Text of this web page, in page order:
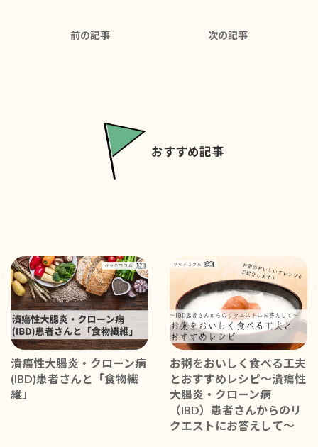
前の記事 次の記事
おすすめ記事
潰瘍性大腸炎・クローン病
(IBD)患者さんと「食物繊
維」
お粥をおいしく食べる工夫
とおすすめレシピ〜潰瘍性
大腸炎・クローン病
（IBD）患者さんからのリ
クエストにお答えして〜